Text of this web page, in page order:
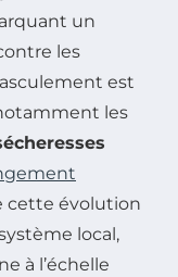
un
les
est
les
cette évolution
local,
à l’échelle